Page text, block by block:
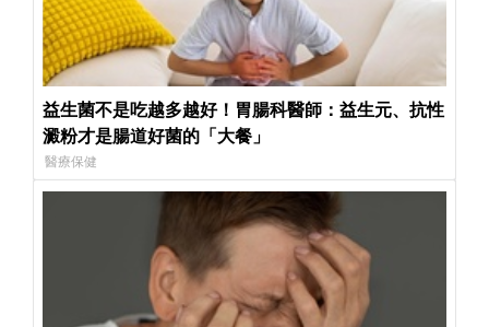
益生菌不是吃越多越好！胃腸科醫師：益生元、抗性
澱粉才是腸道好菌的「大餐」
醫療保健